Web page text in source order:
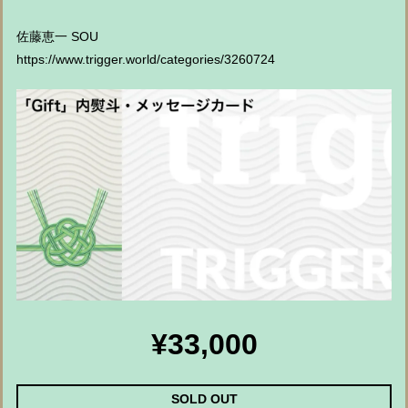
佐藤恵一 SOU
https://www.trigger.world/categories/3260724
¥33,000
SOLD OUT